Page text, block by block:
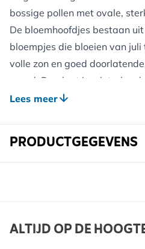
bossige pollen met ovale,
De bloemhoofdjes bestaan
bloempjes die bloeien van
volle zon en goed
grond. De plant is
organisch materiaal in de
een zachte Oregano-smaak,
Door uitgebloeide stengels
grotendeels af; in het
Voordelen voor Wilde
Lees meer
PRODUCTGEGEVENS
Merk
Breedte
ALTIJD OP DE